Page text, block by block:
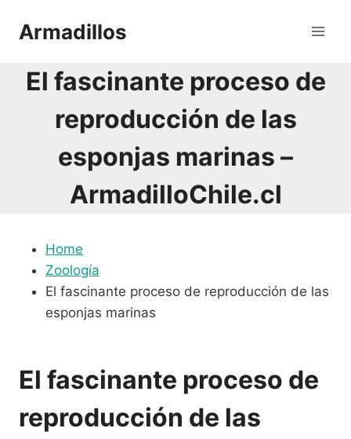
Armadillos
El fascinante proceso de
reproducción de las
esponjas marinas –
ArmadilloChile.cl
Home
Zoología
El fascinante proceso de reproducción de las
esponjas marinas
El fascinante proceso de
reproducción de las